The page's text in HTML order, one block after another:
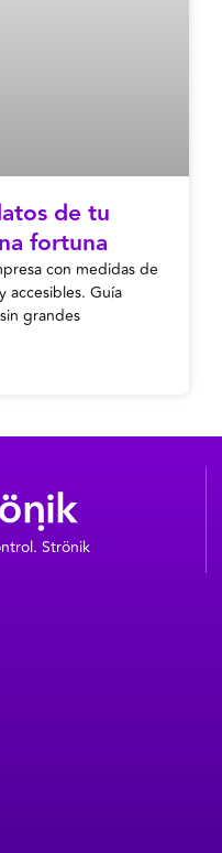
de tu
fortuna
con medidas de
accesibles. Guía
grandes
Strönik